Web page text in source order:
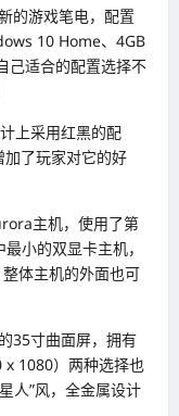
的游戏笔电，配置
10 Home、4GB
己适合的配置选择不
上采用红黑的配
了玩家对它的好
主机，使用了第
小的双显卡主机，
体主机的外面也可
35寸曲面屏，拥有
x 1080）两种选择也
人”风，全金属设计